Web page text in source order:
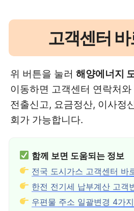
고객센터
위 버튼을 눌러 해양에너지
이동하면 고객센터 연락처
전출신고, 요금정산, 이사정
회가 가능합니다.
함께 보면 도움되는 정보
전국 도시가스 고객센터 바
한전 전기세 납부계산 고객
우편물 주소 일괄변경 4가